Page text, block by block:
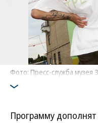
Фото: Пресс-служба музея
Программу